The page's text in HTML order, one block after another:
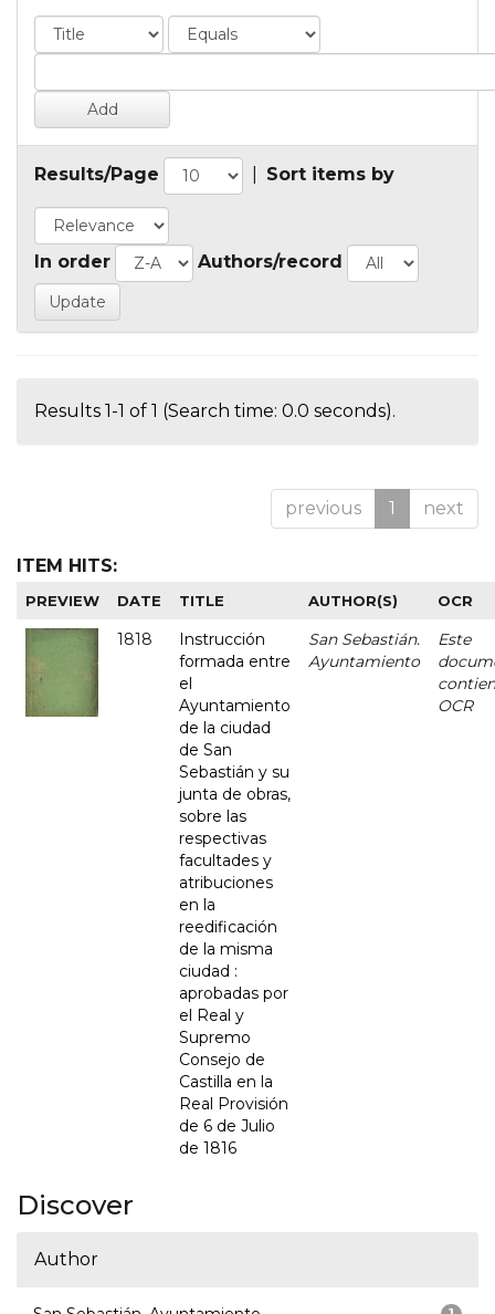
Results/Page Sort items by
In order Authors/record
Results 1-1 of 1 (Search time: 0.0 seconds).
previous 1 next
ITEM HITS:
PREVIEW DATE TITLE AUTHOR(S) OCR
1818
Instrucción
formada entre
el
Ayuntamiento
de la ciudad
de San
Sebastián y su
junta de obras,
sobre las
respectivas
facultades y
atribuciones
en la
reedificación
de la misma
ciudad :
aprobadas por
el Real y
Supremo
Consejo de
Castilla en la
Real Provisión
de 6 de Julio
de 1816
San Sebastián.
Ayuntamiento
Este
OCR
Discover
Author